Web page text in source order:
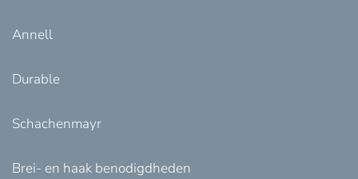
Annell
Durable
Schachenmayr
Brei- en haak benodigdheden